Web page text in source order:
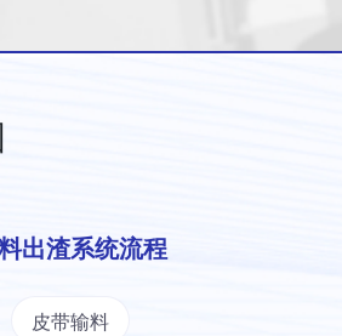
出渣系统流程
皮带输料